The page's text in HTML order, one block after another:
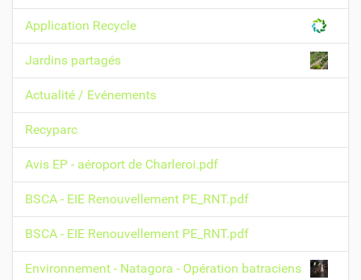
n
Application Recycle
Jardins partagés
Actualité / Evénements
Recyparc
Avis EP - aéroport de Charleroi.pdf
BSCA - EIE Renouvellement PE_RNT.pdf
BSCA - EIE Renouvellement PE_RNT.pdf
Environnement - Natagora - Opération batraciens